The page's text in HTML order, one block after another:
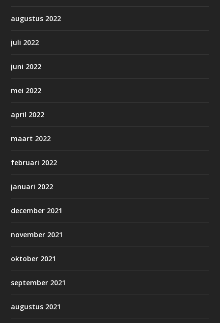
augustus 2022
juli 2022
juni 2022
mei 2022
april 2022
maart 2022
februari 2022
januari 2022
december 2021
november 2021
oktober 2021
september 2021
augustus 2021